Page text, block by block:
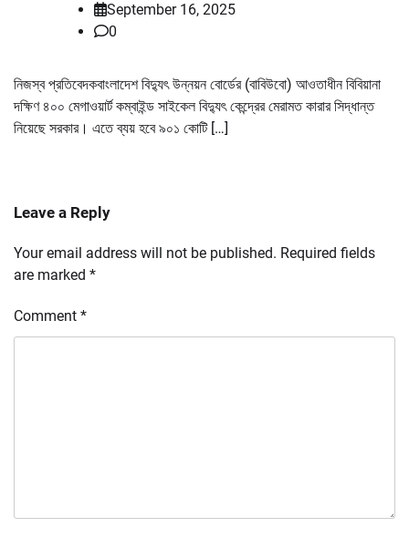
September 16, 2025
0
নিজস্ব প্রতিবেদকবাংলাদেশ বিদ্যুৎ উন্নয়ন বোর্ডের (বাবিউবো) আওতাধীন বিবিয়ানা
দক্ষিণ ৪০০ মেগাওয়ার্ট কম্বাইন্ড সাইকেল বিদ্যুৎ কেন্দ্রের মেরামত কারার সিদ্ধান্ত
নিয়েছে সরকার। এতে ব্যয় হবে ৯০১ কোটি […]
Leave a Reply
Your email address will not be published. Required fields
are marked *
Comment *